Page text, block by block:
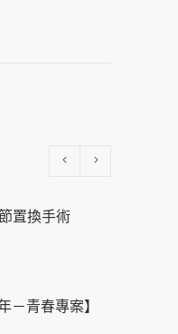
置換手術
－青春專案】